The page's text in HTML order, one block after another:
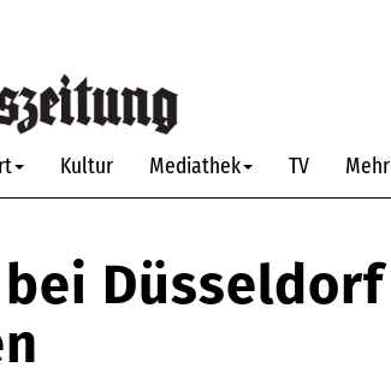
Kultur Mediathek TV Mehr
Düsseldorf